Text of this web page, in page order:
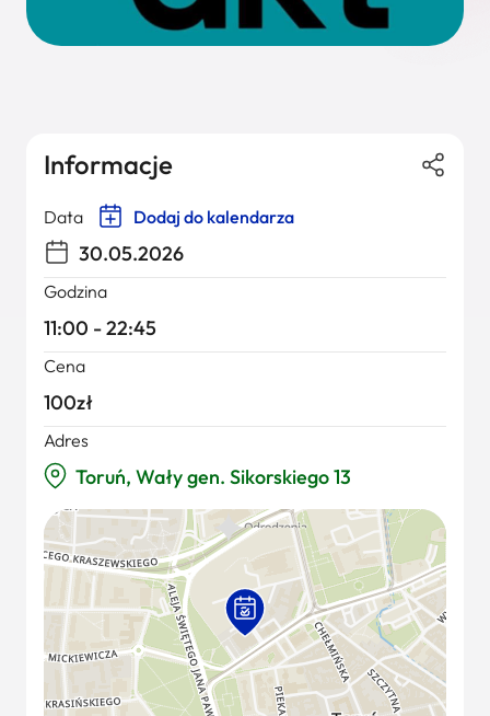
Informacje
Data Dodaj do kalendarza
30.05.2026
Godzina
11:00 - 22:45
Cena
100zł
Adres
Toruń, Wały gen. Sikorskiego 13